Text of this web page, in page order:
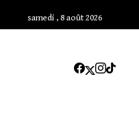
samedi , 8 août 2026